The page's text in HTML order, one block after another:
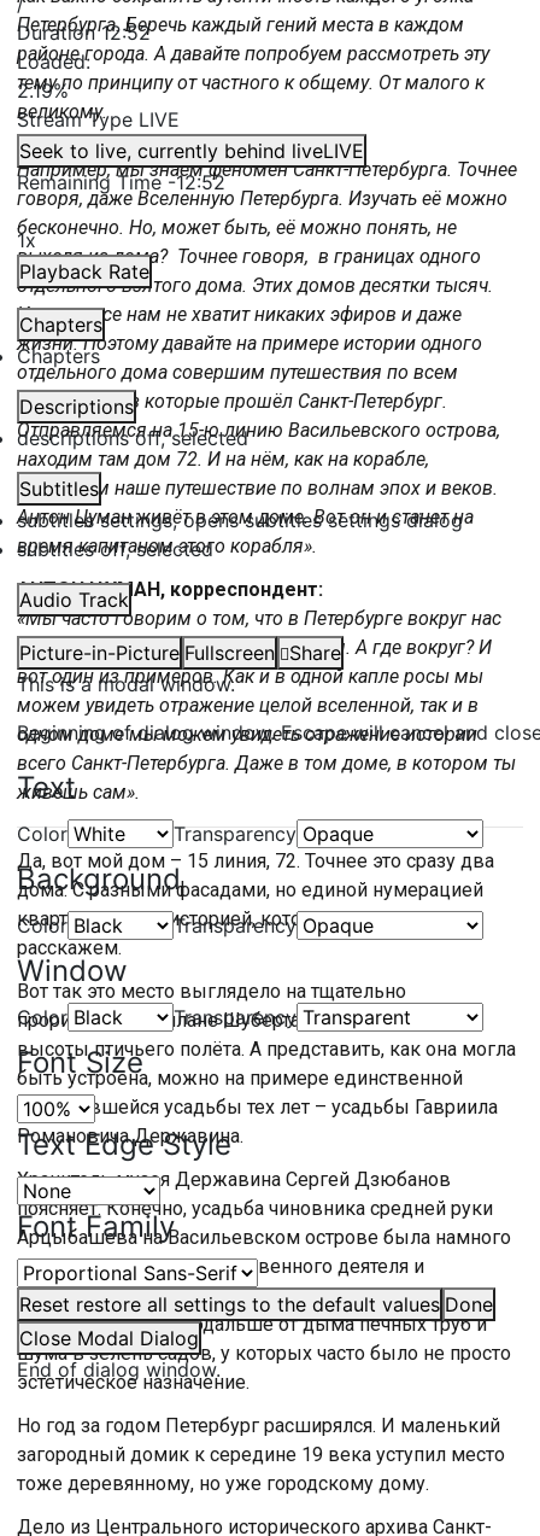
Duration12:52
Loaded:
2.19%
Stream Type LIVE
Seek to live, currently behind liveLIVE
Remaining Time-12:52
1x
Playback Rate
Chapters
Chapters
Descriptions
descriptions off, selected
Subtitles
subtitles settings, opens subtitles settings dialog
subtitles off, selected
Audio Track
Picture-in-Picture Fullscreen
Share
This is a modal window.
Beginning of dialog window. Escape will cancel and
Text
Color Transparency
Background
Color Transparency
Window
Color Transparency
Font Size
Text Edge Style
Font Family
Reset restore all settings to the default values Done
Close Modal Dialog
End of dialog window.
Петербурга. Беречь каждый гений места в каждом
районе города. А давайте попробуем рассмотреть эту
тему по принципу от частного к общему. От малого к
великому.
Например, мы знаем феномен Санкт-Петербурга. Точнее
говоря, даже Вселенную Петербурга. Изучать её можно
бесконечно. Но, может быть, её можно понять, не
выходя из дома? Точнее говоря, в границах одного
отдельного взятого дома. Этих домов десятки тысяч.
Изучить все нам не хватит никаких эфиров и даже
жизни. Поэтому давайте на примере истории одного
отдельного дома совершим путешествия по всем
эпохам, через которые прошёл Санкт-Петербург.
Отправляемся на 15-ю линию Васильевского острова,
находим там дом 72. И на нём, как на корабле,
совершим наше путешествие по волнам эпох и веков.
Антон Цуман живёт в этом доме. Вот он и станет на
время капитаном этого корабля».
АНТОН ЦУМАН, корреспондент:
«Мы часто говорим о том, что в Петербурге вокруг нас
находится настоящая живая история. А где вокруг? И
вот один из примеров. Как и в одной капле росы мы
можем увидеть отражение целой вселенной, так и в
одном доме мы можем увидеть отражение истории
всего Санкт-Петербурга. Даже в том доме, в котором ты
живешь сам».
Да, вот мой дом – 15 линия, 72. Точнее это сразу два
дома. С разными фасадами, но единой нумерацией
квартир и одной историей, которую мы сейчас и
расскажем.
Вот так это место выглядело на тщательно
прорисованном плане Шуберта начала 19 века с
высоты птичьего полёта. А представить, как она могла
быть устроена, можно на примере единственной
сохранившейся усадьбы тех лет – усадьбы Гавриила
Романовича Державина.
Хранитель музея Державина Сергей Дзюбанов
поясняет. Конечно, усадьба чиновника средней руки
Арцыбашева на Васильевском острове была намного
скромнее, чем у государственного деятеля и
литератора Державина. Но и она давала отдых от
городской суеты. Подальше от дыма печных труб и
шума в зелень садов, у которых часто было не просто
эстетическое назначение.
Но год за годом Петербург расширялся. И маленький
загородный домик к середине 19 века уступил место
тоже деревянному, но уже городскому дому.
Дело из Центрального исторического архива Санкт-